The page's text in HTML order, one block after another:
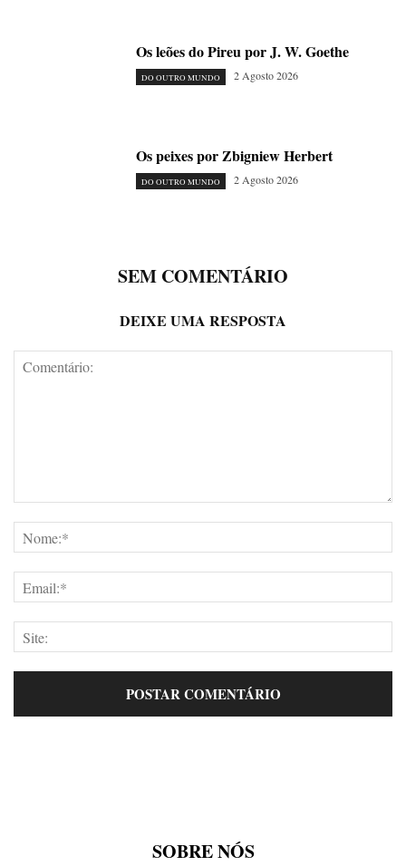
Os leões do Pireu por J. W. Goethe
DO OUTRO MUNDO 2 Agosto 2026
Os peixes por Zbigniew Herbert
DO OUTRO MUNDO 2 Agosto 2026
SEM COMENTÁRIO
DEIXE UMA RESPOSTA
SOBRE NÓS